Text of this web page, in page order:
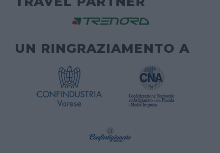
UN RINGRAZIAMENTO A